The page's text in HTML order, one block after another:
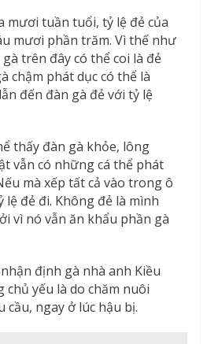
mươi tuần tuổi, tỷ lệ đẻ của
mươi phần trăm. Vì thế như
trên đây có thể coi là đẻ
chậm phát dục có thể là
đến đàn gà đẻ với tỷ lệ
thấy đàn gà khỏe, lông
vẫn có những cá thể phát
mà xếp tất cả vào trong ô
đẻ đi. Không đẻ là mình
vì nó vẫn ăn khẩu phần gà
định gà nhà anh Kiều
chủ yếu là do chăm nuôi
ngay ở lúc hậu bị.